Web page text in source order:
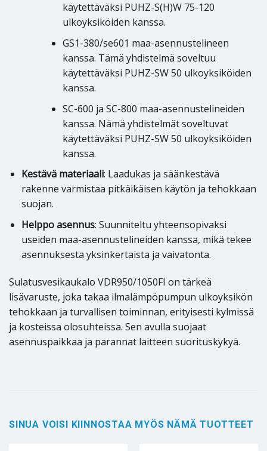
käytettäväksi PUHZ-S(H)W 75-120
ulkoyksiköiden kanssa.
GS1-380/se601 maa-asennustelineen
kanssa. Tämä yhdistelmä soveltuu
käytettäväksi PUHZ-SW 50 ulkoyksiköiden
kanssa.
SC-600 ja SC-800 maa-asennustelineiden
kanssa. Nämä yhdistelmät soveltuvat
käytettäväksi PUHZ-SW 50 ulkoyksiköiden
kanssa.
Kestävä materiaali: Laadukas ja säänkestävä
rakenne varmistaa pitkäikäisen käytön ja tehokkaan
suojan.
Helppo asennus: Suunniteltu yhteensopivaksi
useiden maa-asennustelineiden kanssa, mikä tekee
asennuksesta yksinkertaista ja vaivatonta.
Sulatusvesikaukalo VDR950/1050FI on tärkeä
lisävaruste, joka takaa ilmalämpöpumpun ulkoyksikön
tehokkaan ja turvallisen toiminnan, erityisesti kylmissä
ja kosteissa olosuhteissa. Sen avulla suojaat
asennuspaikkaa ja parannat laitteen suorituskykyä.
SINUA VOISI KIINNOSTAA MYÖS NÄMÄ TUOTTEET